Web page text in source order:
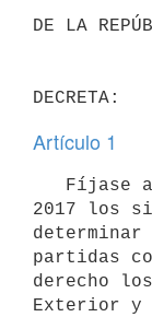
DE LA
Artículo 1
2017 los
partidas
derecho
Exterior y